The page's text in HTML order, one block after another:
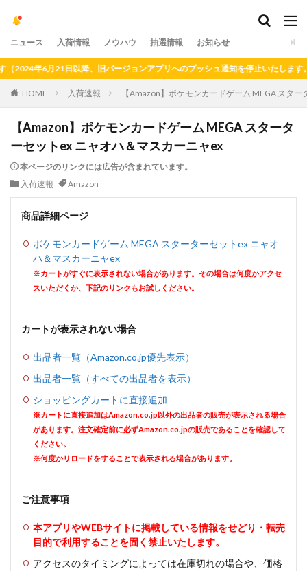
ニュース 入荷情報 ノウハウ 抽選情報 お知らせ
6月21日以降、旧バージョンアプリへのプッシュ通知を停止いたします。）
HOME 入荷速報 【Amazon】ポケモンカードゲーム MEGA スタ
【Amazon】ポケモンカードゲーム MEGA スタータ
ーセットex ニャオハ＆マスカーニャex
本ページのリンクには広告が含まれています。
入荷速報
Amazon
商品詳細ページ
ポケモンカードゲーム MEGA スターターセットex ニャオ
ハ＆マスカーニャex
※カートがすぐに表示されない場合があります。その場合は何度かアクセ
スいただくか、下記のリンクもお試しください。
カートが表示されない場合
出品者一覧（Amazon.co.jp優先表示）
出品者一覧（すべての出品者を表示）
ショッピングカートに直接追加
※カートに直接追加はAmazon.co.jp以外の出品者の販売が表示される場合
があります。注文確定前に必ずAmazon.co.jpの販売であることを確認して
ください。
※何度かリロードをすることで表示される場合があります。
ご注意事項
本アプリやWEBサイトに掲載している情報をせどり・転売
目的で利用することを固く禁止いたします。
アクセスのタイミングによっては在庫切れの場合や、価格